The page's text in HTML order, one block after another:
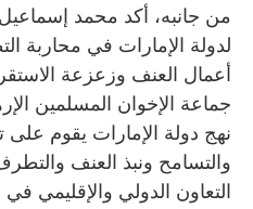
من جانبه، أكد محمد إسماعيل
لدولة الإمارات في محاربة
أعمال العنف وزعزعة
جماعة الإخوان المسلمين
نهج دولة الإمارات يقوم على
والتسامح ونبذ العنف
التعاون الدولي والإقليمي